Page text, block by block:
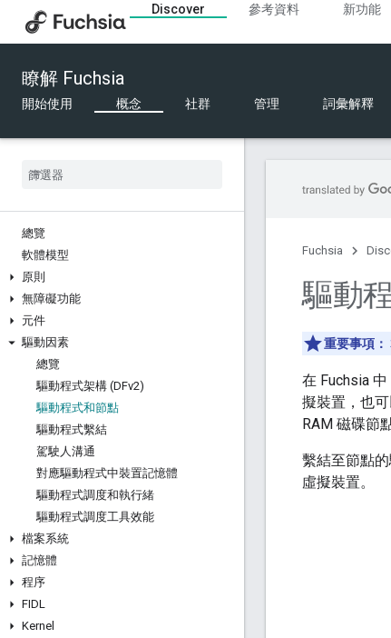
Discover 參考資料 新功能
瞭解 Fuchsia
開始使用 概念 社群 管理 詞彙解釋
總覽
軟體模型
原則
無障礙功能
元件
驅動因素
總覽
驅動程式架構 (DFv2)
驅動程式和節點
驅動程式繫結
駕駛人溝通
對應驅動程式中裝置記憶體
驅動程式調度和執行緒
驅動程式調度工具效能
檔案系統
記憶體
程序
FIDL
Kernel
Fuchsia
驅動
重要事項：
在 Fuchsia
擬裝置，也
RAM 磁碟節
繫結至節點
虛擬裝置。